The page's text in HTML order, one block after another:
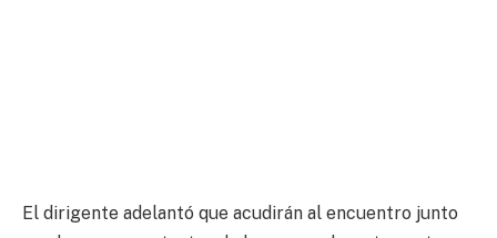
El dirigente adelantó que acudirán al encuentro junto